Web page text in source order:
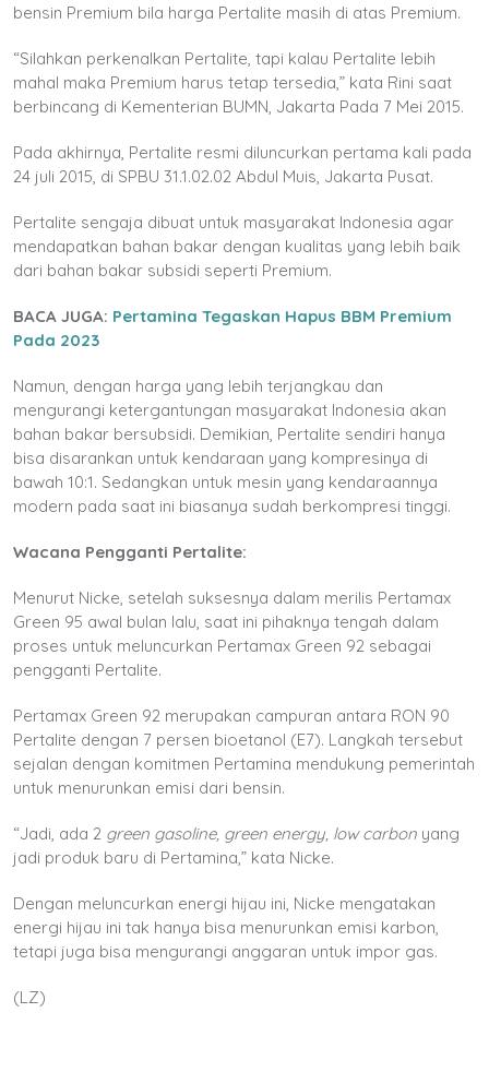
bensin Premium bila harga Pertalite masih di atas Premium.
“Silahkan perkenalkan Pertalite, tapi kalau Pertalite lebih
mahal maka Premium harus tetap tersedia,” kata Rini saat
berbincang di Kementerian BUMN, Jakarta Pada 7 Mei 2015.
Pada akhirnya, Pertalite resmi diluncurkan pertama kali pada
24 juli 2015, di SPBU 31.1.02.02 Abdul Muis, Jakarta Pusat.
Pertalite sengaja dibuat untuk masyarakat Indonesia agar
mendapatkan bahan bakar dengan kualitas yang lebih baik
dari bahan bakar subsidi seperti Premium.
BACA JUGA: Pertamina Tegaskan Hapus BBM Premium
Pada 2023
Namun, dengan harga yang lebih terjangkau dan
mengurangi ketergantungan masyarakat Indonesia akan
bahan bakar bersubsidi. Demikian, Pertalite sendiri hanya
bisa disarankan untuk kendaraan yang kompresinya di
bawah 10:1. Sedangkan untuk mesin yang kendaraannya
modern pada saat ini biasanya sudah berkompresi tinggi.
Wacana Pengganti Pertalite:
Menurut Nicke, setelah suksesnya dalam merilis Pertamax
Green 95 awal bulan lalu, saat ini pihaknya tengah dalam
proses untuk meluncurkan Pertamax Green 92 sebagai
pengganti Pertalite.
Pertamax Green 92 merupakan campuran antara RON 90
Pertalite dengan 7 persen bioetanol (E7). Langkah tersebut
sejalan dengan komitmen Pertamina mendukung pemerintah
untuk menurunkan emisi dari bensin.
“Jadi, ada 2 green gasoline, green energy, low carbon yang
jadi produk baru di Pertamina,” kata Nicke.
Dengan meluncurkan energi hijau ini, Nicke mengatakan
energi hijau ini tak hanya bisa menurunkan emisi karbon,
tetapi juga bisa mengurangi anggaran untuk impor gas.
(LZ)